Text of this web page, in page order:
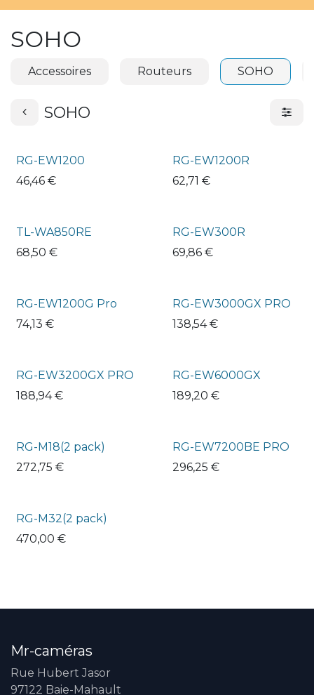
SOHO
Accessoires Routeurs SOHO
SOHO
RG-EW1200
46,46 €
RG-EW1200R
62,71 €
TL-WA850RE
68,50 €
RG-EW300R
69,86€
RG-EW1200G Pro
74,13 €
RG-EW3000GX PRO
138,54€
RG-EW3200GX PRO
188,94€
RG-EW6000GX
189,20 €
RG-M18(2 pack)
272,75 €
RG-EW7200BE PRO
296,25 €
RG-M32(2 pack)
470,00 €
Mr-caméras
Rue Hubert Jasor
97122 Baie-Mahault